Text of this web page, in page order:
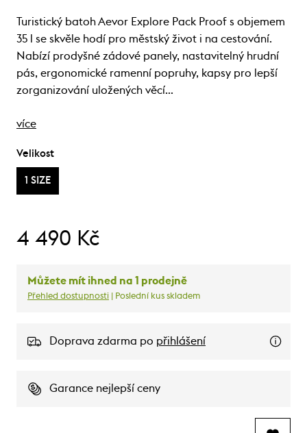
Turistický batoh Aevor Explore Pack Proof s objemem
35 l se skvěle hodí pro městský život i na cestování.
Nabízí prodyšné zádové panely, nastavitelný hrudní
pás, ergonomické ramenní popruhy, kapsy pro lepší
zorganizování uložených věcí…
více
Velikost
1 SIZE
4 490 Kč
Můžete mít ihned na 1 prodejně
Přehled dostupnosti | Poslední kus skladem
Doprava zdarma po přihlášení
Garance nejlepší ceny